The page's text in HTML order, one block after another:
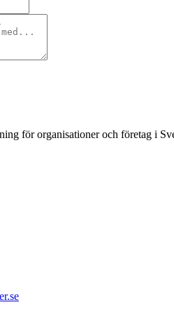
för organisationer och företag i